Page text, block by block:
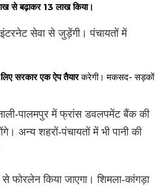
से बढ़ाकर 13 लाख किया।
सेवा से जुड़ेंगी। पंचायतों में
सरकार एक ऐप तैयारकरेगी। मकसद- सड़कों
पालमपुर में फ्रांस डवलपमेंट बैंक की
अन्य शहरों-पंचायतों में भी पानी की
फोरलेन किया जाएगा। शिमला-कांगड़ा